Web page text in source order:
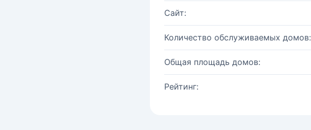
Сайт:
Количество обслуживаемых домов:
Общая площадь домов:
Рейтинг: